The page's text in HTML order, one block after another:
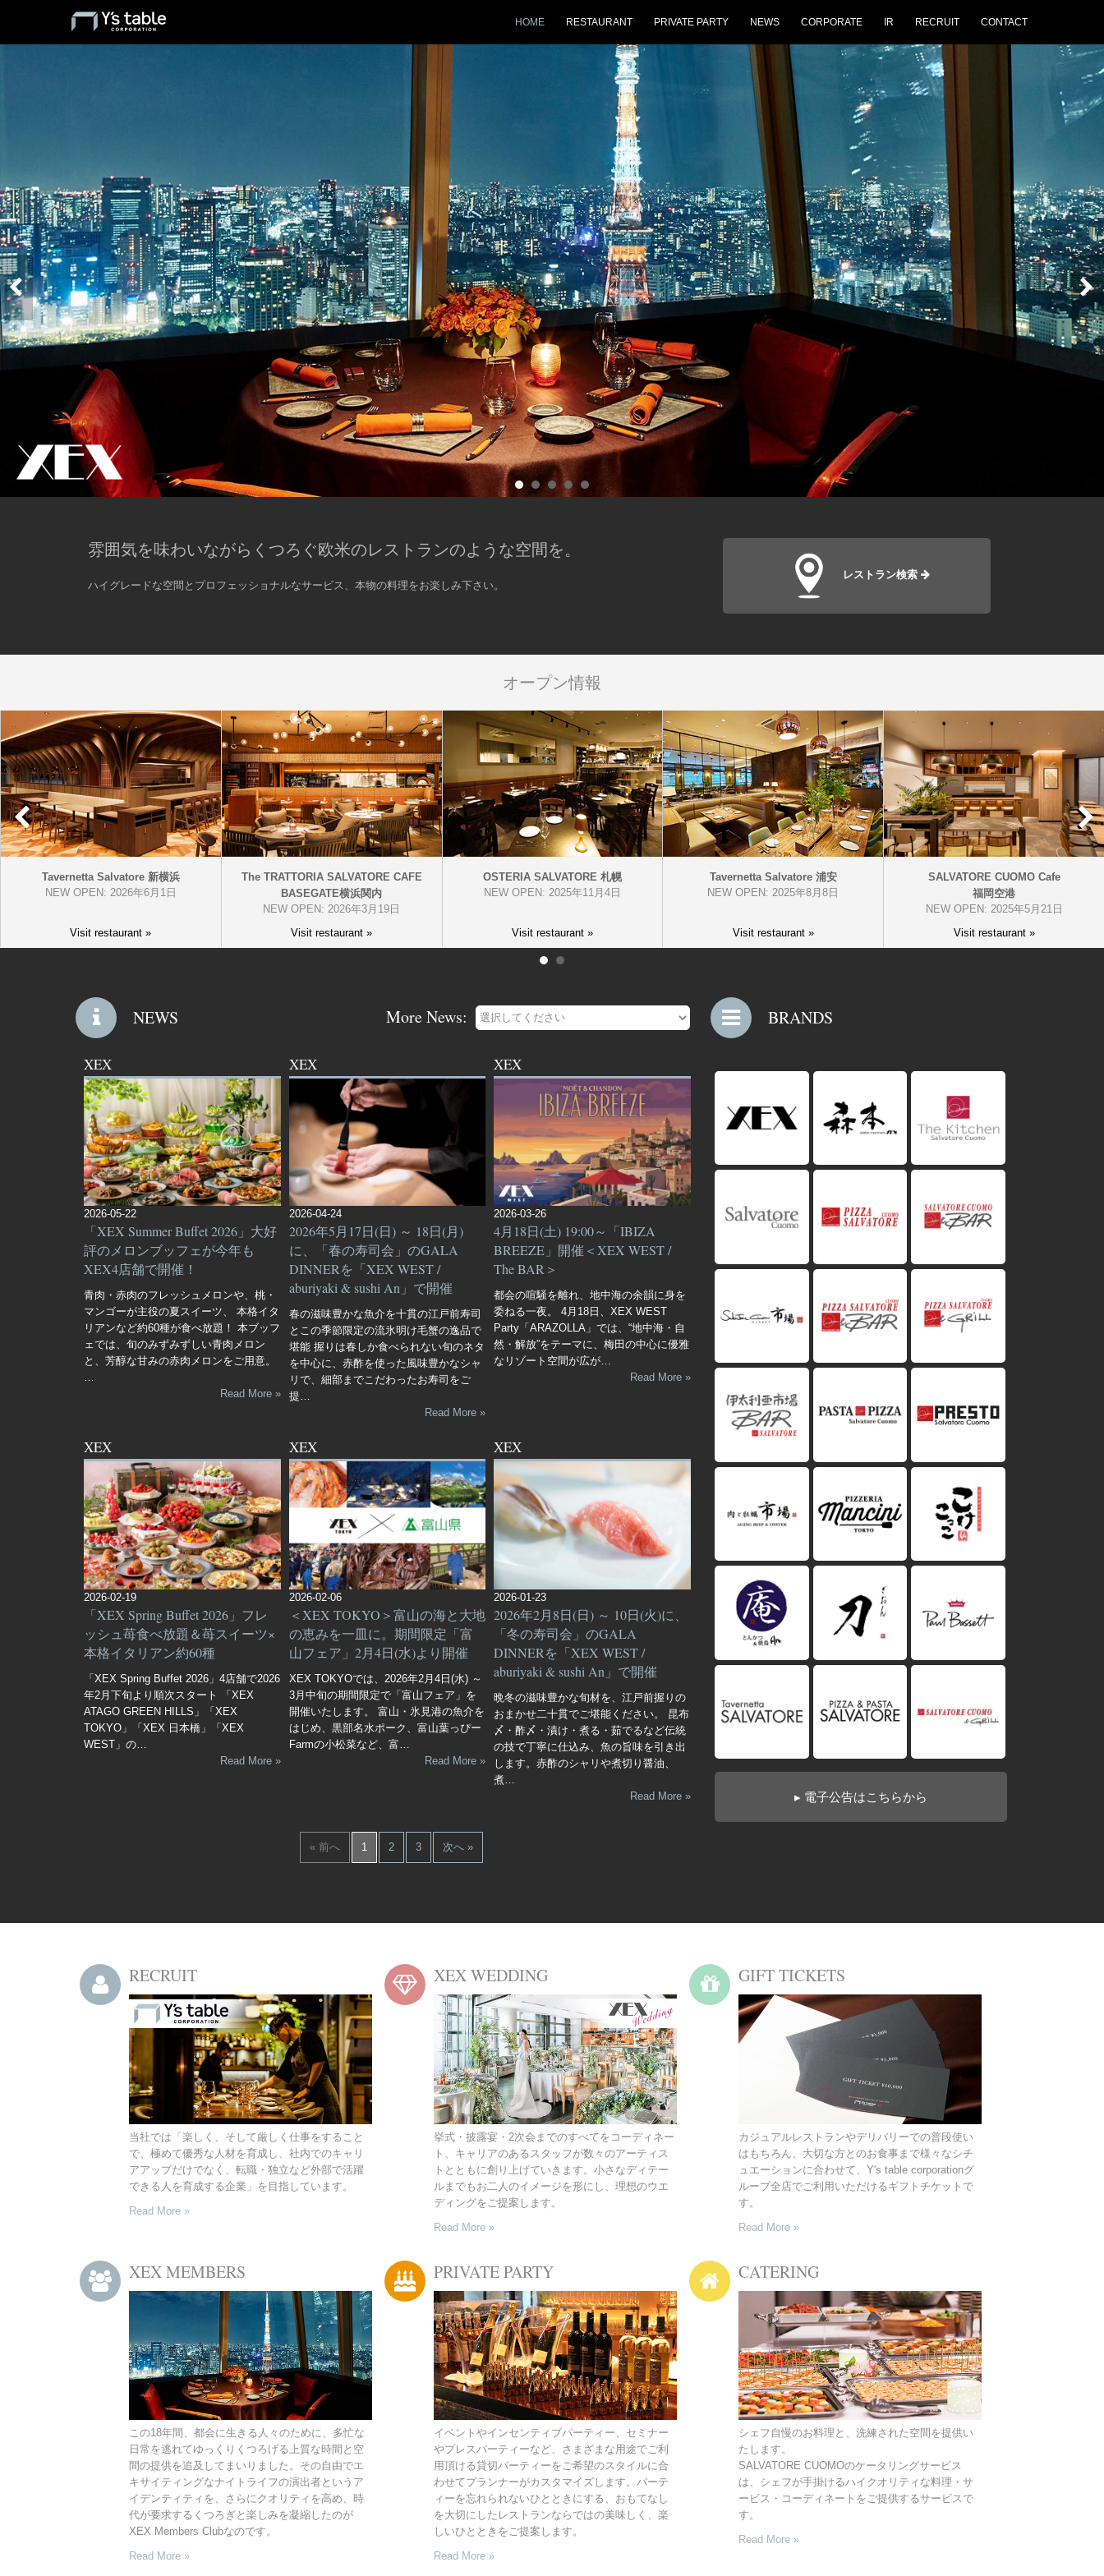
HOME RESTAURANT PRIVATE PARTY NEWS CORPORATE IR RECRUIT CONTACT
雰囲気を味わいながらくつろぐ欧米のレストランのような空間を。
ハイグレードな空間とプロフェッショナルなサービス、本物の料理をお楽しみ下さい。
レストラン検索
オープン情報
Tavernetta Salvatore 新横浜
NEW OPEN: 2026年6月1日
Visit restaurant »
The TRATTORIA SALVATORE CAFE
BASEGATE横浜関内
NEW OPEN: 2026年3月19日
Visit restaurant »
OSTERIA SALVATORE 札幌
NEW OPEN: 2025年11月4日
Visit restaurant »
Tavernetta Salvatore 浦安
NEW OPEN: 2025年8月8日
Visit restaurant »
SALVATORE CUOMO Cafe
福岡空港
NEW OPEN: 2025年5月21日
Visit restaurant »
Prev
NEWS More News:
XEX
2026-05-22
「XEX Summer Buffet 2026」大好
評のメロンブッフェが今年も
XEX4店舗で開催！
青肉・赤肉のフレッシュメロンや、桃・
マンゴーが主役の夏スイーツ、 本格イタ
リアンなど約60種が食べ放題！ 本ブッフ
ェでは、旬のみずみずしい青肉メロン
と、芳醇な甘みの赤肉メロンをご用意。
…
Read More »
XEX
2026-04-24
2026年5月17日(日) ～ 18日(月)
に、「春の寿司会」のGALA
DINNERを 「XEX WEST /
aburiyaki & sushi An」で開催
春の滋味豊かな魚介を十貫の江戸前寿司
とこの季節限定の流氷明け毛蟹の逸品で
堪能 握りは春しか食べられない旬のネタ
を中心に、赤酢を使った風味豊かなシャ
リで、細部までこだわったお寿司をご
提…
Read More »
XEX
2026-03-26
4月18日(土) 19:00～「IBIZA
BREEZE」開催＜XEX WEST /
The BAR＞
都会の喧騒を離れ、地中海の余韻に身を
委ねる一夜。 4月18日、XEX WEST
Party「ARAZOLLA」では、“地中海・自
然・解放”をテーマに、梅田の中心に優雅
なリゾート空間が広が…
Read More »
XEX
2026-02-19
「XEX Spring Buffet 2026」フレ
ッシュ苺食べ放題＆苺スイーツ×
本格イタリアン約60種
「XEX Spring Buffet 2026」4店舗で2026
年2月下旬より順次スタート 「XEX
ATAGO GREEN HILLS」「XEX
TOKYO」「XEX 日本橋」「XEX
WEST」の…
Read More »
XEX
2026-02-06
＜XEX TOKYO＞富山の海と大地
の恵みを一皿に。期間限定「富
山フェア」2月4日(水)より開催
XEX TOKYOでは、2026年2月4日(水) ～
3月中旬の期間限定で「富山フェア」を
開催いたします。 富山・氷見港の魚介を
はじめ、黒部名水ポーク、富山葉っぴー
Farmの小松菜など、富…
Read More »
XEX
2026-01-23
2026年2月8日(日) ～ 10日(火)に、
「冬の寿司会」のGALA
DINNERを 「XEX WEST /
aburiyaki & sushi An」で開催
晩冬の滋味豊かな旬材を、江戸前握りの
おまかせ二十貫でご堪能ください。 昆布
〆・酢〆・漬け・煮る・茹でるなど伝統
の技で丁寧に仕込み、魚の旨味を引き出
します。赤酢のシャリや煮切り醤油、
煮…
Read More »
« 前へ 1 2 3 次へ »
BRANDS
▸ 電子公告はこちらから
RECRUIT
当社では「楽しく、そして厳しく仕事をすること
で、極めて優秀な人材を育成し、社内でのキャリ
アアップだけでなく、転職・独立など外部で活躍
できる人を育成する企業」を目指しています。
Read More »
XEX WEDDING
挙式・披露宴・2次会までのすべてをコーディネー
ト、キャリアのあるスタッフが数々のアーティス
トとともに創り上げていきます。小さなディテー
ルまでもお二人のイメージを形にし、理想のウエ
ディングをご提案します。
Read More »
GIFT TICKETS
カジュアルレストランやデリバリーでの普段使い
はもちろん、大切な方とのお食事まで様々なシチ
ュエーションに合わせて、Y's table corporationグ
ループ全店でご利用いただけるギフトチケットで
す。
Read More »
XEX MEMBERS
この18年間、都会に生きる人々のために、多忙な
日常を逃れてゆっくりくつろげる上質な時間と空
間の提供を追及してまいりました。その自由でエ
キサイティングなナイトライフの演出者というア
イデンティティを、さらにクオリティを高め、時
代が要求するくつろぎと楽しみを凝縮したのが
XEX Members Clubなのです。
Read More »
PRIVATE PARTY
イベントやインセンティブパーティー、セミナー
やプレスパーティーなど、さまざまな用途でご利
用頂ける貸切パーティーをご希望のスタイルに合
わせてプランナーがカスタマイズします。パーテ
ィーを忘れられないひとときにする、おもてなし
を大切にしたレストランならではの美味しく、楽
しいひとときをご提案します。
Read More »
CATERING
シェフ自慢のお料理と、洗練された空間を提供い
たします。
SALVATORE CUOMOのケータリングサービス
は、シェフが手掛けるハイクオリティな料理・サ
ービス・コーディネートをご提供するサービスで
す。
Read More »